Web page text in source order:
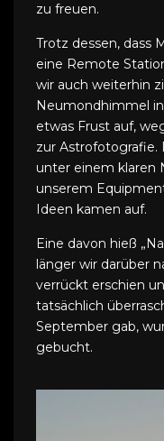
zu freuen.
Trotz dessen, dass
eine Remote
wir auch weiterhin
Neumondhimmel
etwas Frust auf,
zur Astrofotografie.
unter einem klaren
unserem
Ideen kamen auf.
Eine davon hieß
länger wir darüber
verrückt erschien
tatsächlich
September gab,
gebucht.